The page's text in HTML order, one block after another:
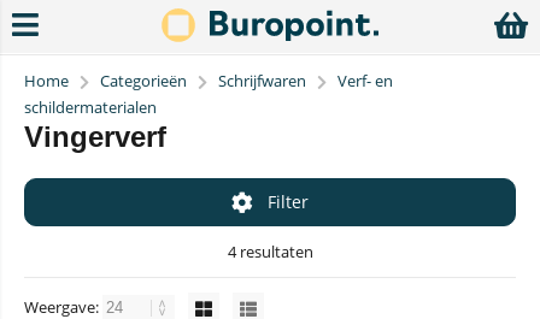
Home Categorieën Schrijfwaren
Verf- en
schildermaterialen
Vingerverf
Filter
4 resultaten
Weergave: